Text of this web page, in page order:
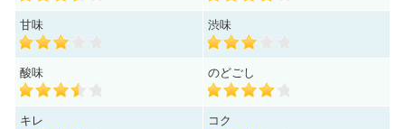
甘味 渋味
酸味 のどごし
キレ コク